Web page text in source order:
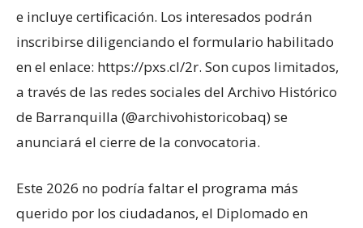
e incluye certificación. Los interesados podrán
inscribirse diligenciando el formulario habilitado
en el enlace: https://pxs.cl/2r. Son cupos limitados,
a través de las redes sociales del Archivo Histórico
de Barranquilla (@archivohistoricobaq) se
anunciará el cierre de la convocatoria.
Este 2026 no podría faltar el programa más
querido por los ciudadanos, el Diplomado en